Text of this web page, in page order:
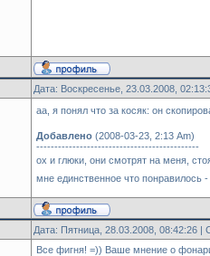
Дата: Воскресенье, 23.03.2008,
аа, я понял что за косяк: он
Добавлено (2008-03-23, 2:13 Am)
---------------------------------------------
ох и глюки, они смотрят на меня,
мне единственное что понравилось
Дата: Пятница, 28.03.2008, 08:42:26
Все фигня! =)) Ваше мнение о